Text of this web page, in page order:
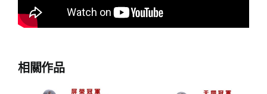
相關作品